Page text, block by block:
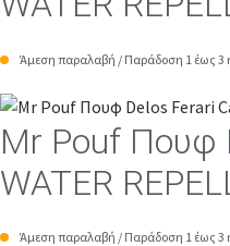
Άμεση παραλαβή / Παράδοση 1 έως 3
Mr Pouf Πουφ
WATER
Άμεση παραλαβή / Παράδοση 1 έως 3